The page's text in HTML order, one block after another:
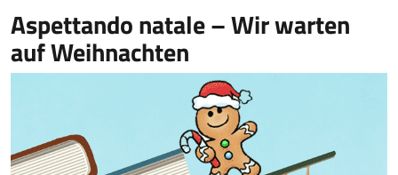
Aspettando natale – Wir warten
auf Weihnachten